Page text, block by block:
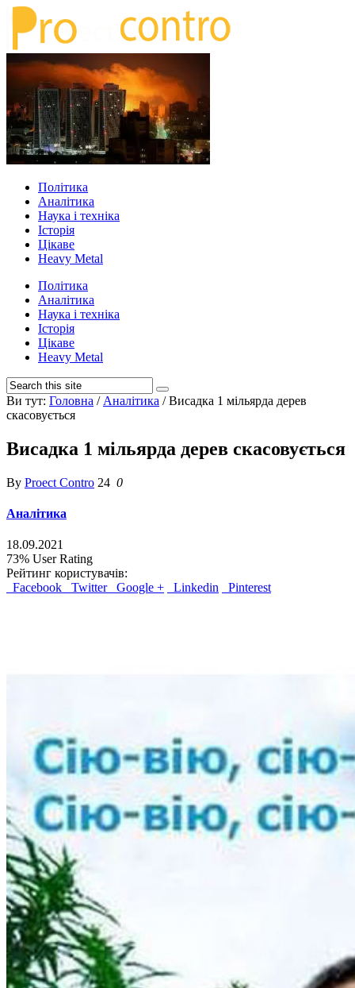
Політика
Аналітика
Наука і техніка
Історія
Цікаве
Heavy Metal
Політика
Аналітика
Наука і техніка
Історія
Цікаве
Heavy Metal
Ви тут: Головна / Аналітика /Висадка 1 мільярда дерев
скасовується
Висадка 1 мільярда дерев скасовується
By Proect Contro 24 0
Аналітика
18.09.2021
73% User Rating
Рейтинг користувачів:
Facebook
Twitter Google + Linkedin Pinterest